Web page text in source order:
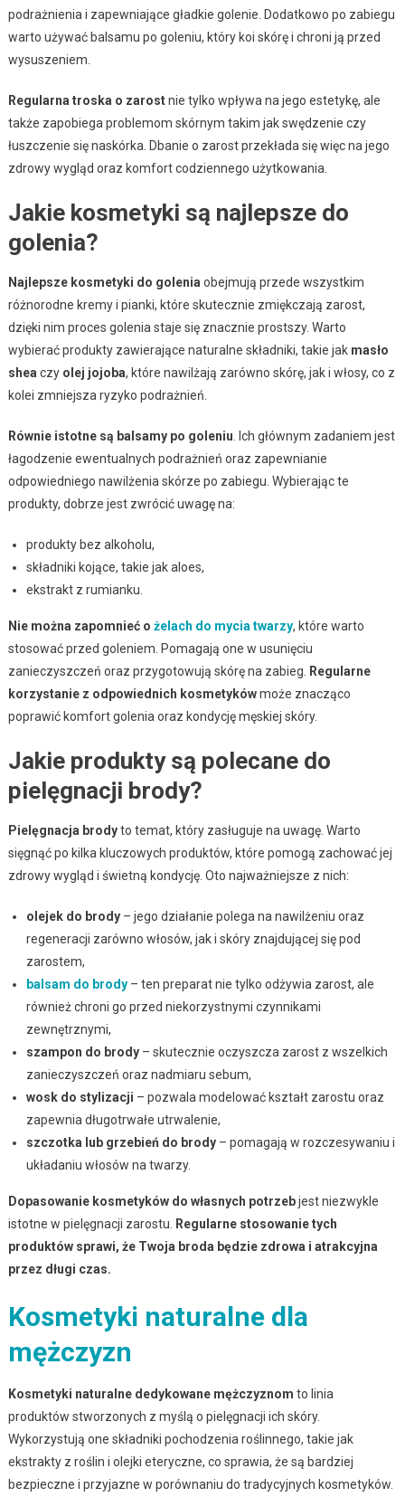
podrażnienia i zapewniające gładkie golenie. Dodatkowo po zabiegu
warto używać balsamu po goleniu, który koi skórę i chroni ją przed
wysuszeniem.
Regularna troska o zarostnie tylko wpływa na jego estetykę, ale
także zapobiega problemom skórnym takim jak swędzenie czy
łuszczenie się naskórka. Dbanie o zarost przekłada się więc na jego
zdrowy wygląd oraz komfort codziennego użytkowania.
Jakie kosmetyki są najlepsze do
golenia?
Najlepsze kosmetyki do golenia obejmują przede wszystkim
różnorodne kremy i pianki, które skutecznie zmiękczają zarost,
dzięki nim proces golenia staje się znacznie prostszy. Warto
wybierać produkty zawierające naturalne składniki, takie jak masło
shea czy olej jojoba, które nawilżają zarówno skórę, jak i włosy, co z
kolei zmniejsza ryzyko podrażnień.
Równie istotne są balsamy po goleniu . Ich głównym zadaniem jest
łagodzenie ewentualnych podrażnień oraz zapewnianie
odpowiedniego nawilżenia skórze po zabiegu. Wybierając te
produkty, dobrze jest zwrócić uwagę na:
produkty bez alkoholu,
składniki kojące, takie jak aloes,
ekstrakt z rumianku.
Nie można zapomnieć o żelach do mycia twarzy, które warto
stosować przed goleniem. Pomagają one w usunięciu
zanieczyszczeń oraz przygotowują skórę na zabieg.
Regularne
korzystanie z odpowiednich kosmetykówmoże znacząco
poprawić komfort golenia oraz kondycję męskiej skóry.
Jakie produkty są polecane do
pielęgnacji brody?
Pielęgnacja brodyto temat, który zasługuje na uwagę. Warto
sięgnąć po kilka kluczowych produktów, które pomogą zachować jej
zdrowy wygląd i świetną kondycję. Oto najważniejsze z nich:
olejek do brody– jego działanie polega na nawilżeniu oraz
regeneracji zarówno włosów, jak i skóry znajdującej się pod
zarostem,
balsam do brody– ten preparat nie tylko odżywia zarost, ale
również chroni go przed niekorzystnymi czynnikami
zewnętrznymi,
szampon do brody– skutecznie oczyszcza zarost z wszelkich
zanieczyszczeń oraz nadmiaru sebum,
wosk do stylizacji – pozwala modelować kształt zarostu oraz
zapewnia długotrwałe utrwalenie,
szczotka lub grzebień do brody– pomagają w rozczesywaniu i
układaniu włosów na twarzy.
Dopasowanie kosmetyków do własnych potrzebjest niezwykle
istotne w pielęgnacji zarostu.
Regularne stosowanie tych
produktów sprawi, że Twoja broda będzie zdrowa i atrakcyjna
przez długi czas.
Kosmetyki naturalne dla
mężczyzn
Kosmetyki naturalne dedykowane mężczyznom to linia
produktów stworzonych z myślą o pielęgnacji ich skóry.
Wykorzystują one składniki pochodzenia roślinnego, takie jak
ekstrakty z roślin i olejki eteryczne, co sprawia, że są bardziej
bezpieczne i przyjazne w porównaniu do tradycyjnych kosmetyków.